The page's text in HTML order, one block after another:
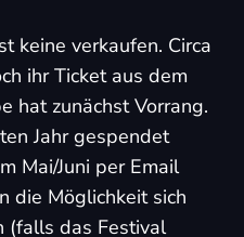
keine verkaufen. Circa
ihr Ticket aus dem
hat zunächst Vorrang.
Jahr gespendet
Mai/Juni per Email
die Möglichkeit sich
(falls das Festival